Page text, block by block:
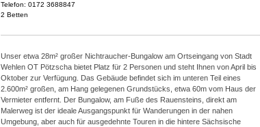
Telefon: 0172 3688847
2 Betten
Unser etwa 28m² großer Nichtraucher-Bungalow am Ortseingang von Stadt
Wehlen OT Pötzscha bietet Platz für 2 Personen und steht Ihnen von April bis
Oktober zur Verfügung. Das Gebäude befindet sich im unteren Teil eines
2.600m² großen, am Hang gelegenen Grundstücks, etwa 60m vom Haus der
Vermieter entfernt. Der Bungalow, am Fuße des Rauensteins, direkt am
Malerweg ist der ideale Ausgangspunkt für Wanderungen in der nahen
Umgebung, aber auch für ausgedehnte Touren in die hintere Sächsische